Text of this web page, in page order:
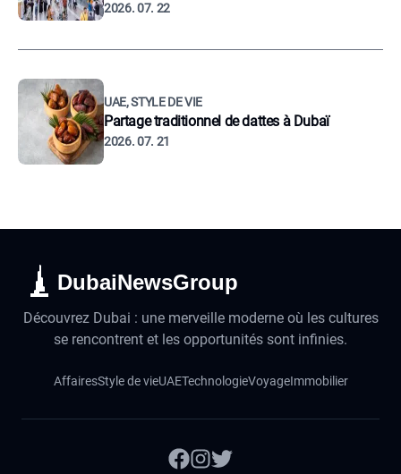
2026. 07. 22
UAE, STYLE DE VIE
Partage traditionnel de dattes à Dubaï
2026. 07. 21
DubaiNewsGroup
Découvrez Dubai : une merveille moderne où les cultures
se rencontrent et les opportunités sont infinies.
AffairesStyle de vieUAETechnologieVoyageImmobilier